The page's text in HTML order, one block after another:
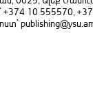
+374 10 555570,